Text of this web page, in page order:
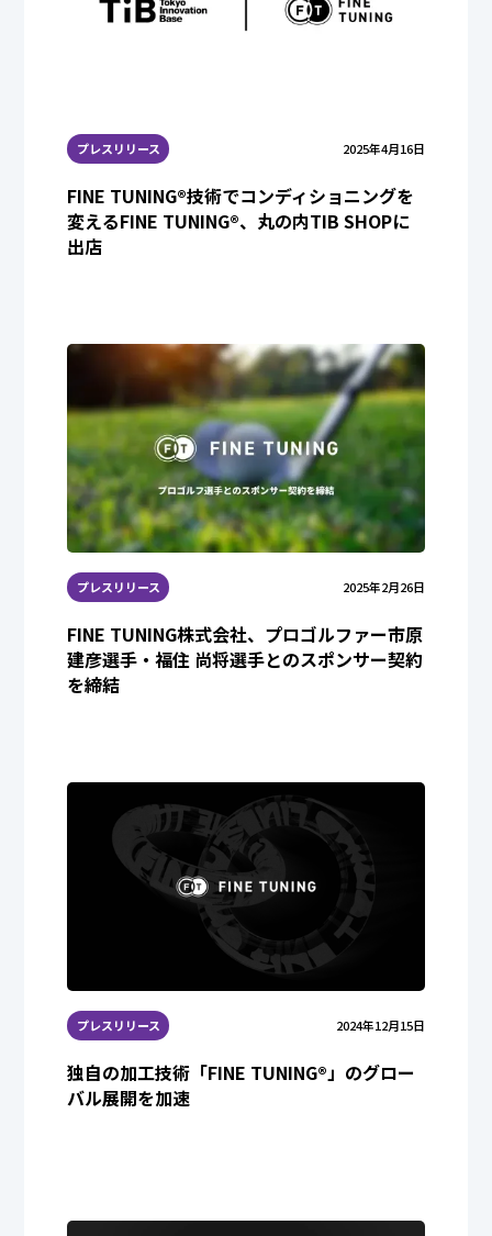
プレスリリース 2025年4月16日
FINE TUNING®︎技術でコンディショニングを
変えるFINE TUNING®︎、丸の内TIB SHOPに
出店
プレスリリース 2025年2月26日
FINE TUNING株式会社、プロゴルファー市原
建彦選手・福住 尚将選手とのスポンサー契約
を締結
プレスリリース 2024年12月15日
独自の加工技術「FINE TUNING®︎」のグロー
バル展開を加速